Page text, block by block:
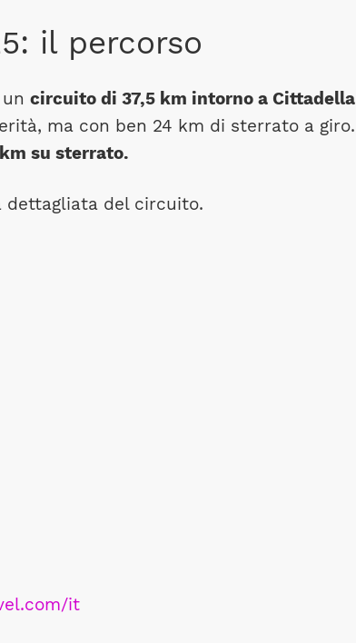
il percorso
circuito di 37,5 km intorno a Cittadella
ma con ben 24 km di sterrato a giro.
su sterrato.
dettagliata del circuito.
it